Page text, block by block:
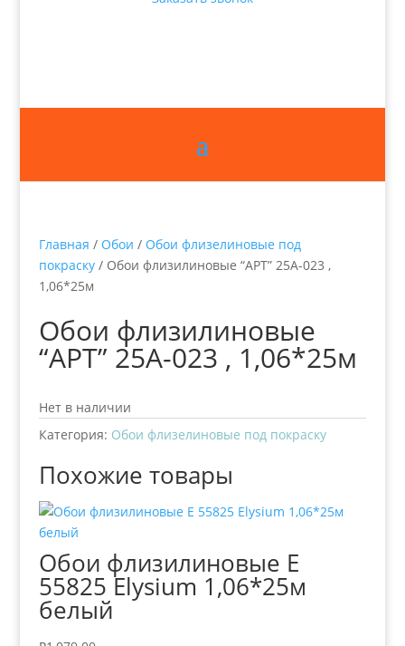
Главная / Обои / Обои флизелиновые под
покраску/ Обои флизилиновые “АРТ” 25А-023 ,
1,06*25м
Обои флизилиновые
“АРТ” 25А-023 , 1,06*25м
Нет в наличии
Категория: Обои флизелиновые под покраску
Похожие товары
Обои флизилиновые Е
55825 Elysium 1,06*25м
белый